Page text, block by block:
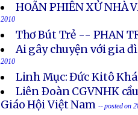
HOÃN PHIÊN XỬ NHÀ
2010
Thơ Bút Trẻ -- PHAN
Ai gây chuyện với gia
2010
Linh Mục: Đức Kitô
Liên Ðoàn CGVNHK
Giáo Hội Việt Nam -- posted on